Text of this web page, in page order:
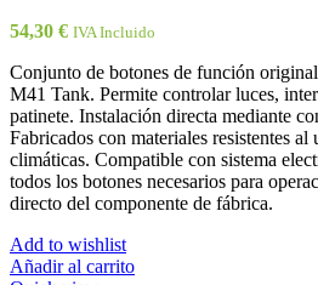
54,30 € IVA Incluido
Conjunto de botones de función
M41 Tank. Permite controlar luces,
patinete. Instalación directa mediante
Fabricados con materiales resistentes
climáticas. Compatible con sistema
todos los botones necesarios para
directo del componente de fábrica.
Add to wishlist
Añadir al carrito